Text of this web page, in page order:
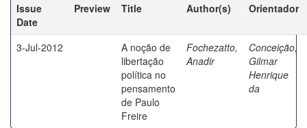
Issue
Date
Preview Title Author(s) Orientador
3-Jul-2012
A noção de
libertação
política no
pensamento
de Paulo
Freire
Fochezatto,
Anadir
Conceição,
Gilmar
Henrique
da